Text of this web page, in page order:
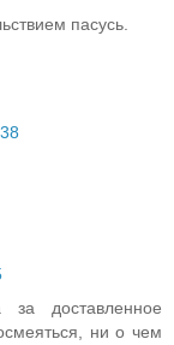
пасусь.
доставленное
ни о чем